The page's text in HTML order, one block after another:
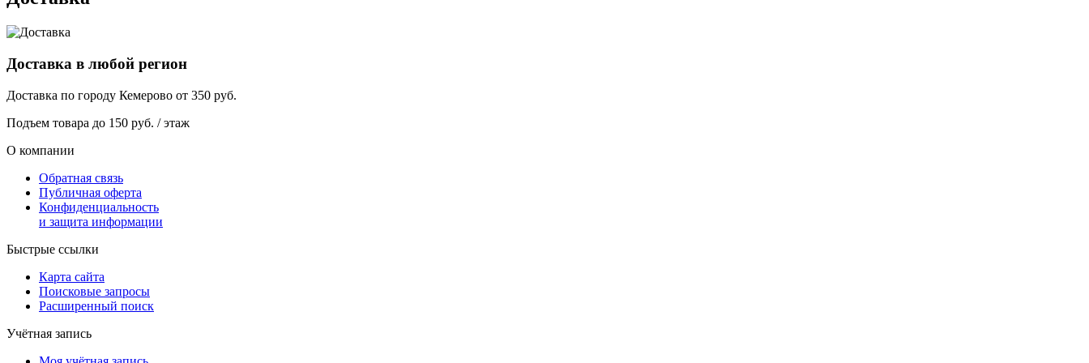
Доставка в любой регион
Доставка по городу Кемерово от 350 руб.
Подъем товара до 150 руб. / этаж
О компании
Обратная связь
Публичная оферта
Конфиденциальность
и защита информации
Быстрые ссылки
Карта сайта
Поисковые запросы
Расширенный поиск
Учётная запись